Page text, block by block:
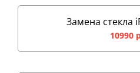
Замена стекла
10990